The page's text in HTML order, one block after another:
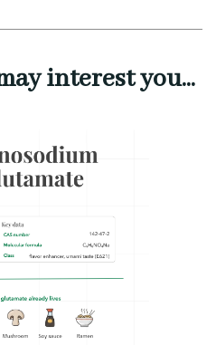
interest you...